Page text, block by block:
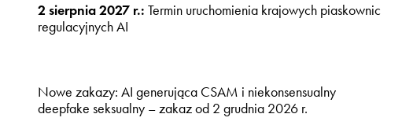
2 sierpnia 2027 r.:Termin uruchomienia krajowych piaskownic
regulacyjnych AI
Nowe zakazy: AI generująca CSAM i niekonsensualny
deepfake seksualny – zakaz od 2 grudnia 2026 r.